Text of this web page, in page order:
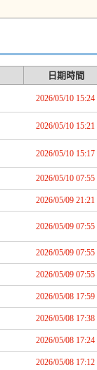
日期時間
2026/05/10 15:24
2026/05/10 15:21
2026/05/10 15:17
2026/05/10 07:55
2026/05/09 21:21
2026/05/09 07:55
2026/05/09 07:55
2026/05/09 07:55
2026/05/08 17:59
2026/05/08 17:38
2026/05/08 17:24
2026/05/08 17:12